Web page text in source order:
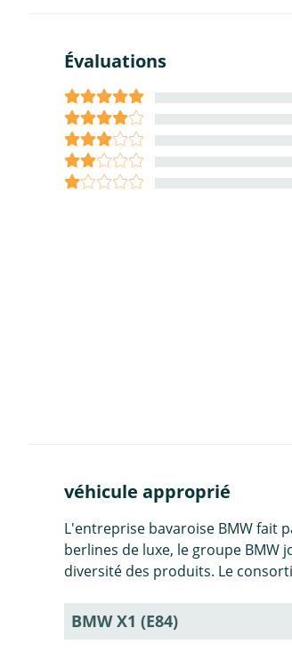
Évaluations
véhicule approprié
L'entreprise bavaroise BMW fait
berlines de luxe, le groupe BMW
diversité des produits. Le
BMW X1 (E84)